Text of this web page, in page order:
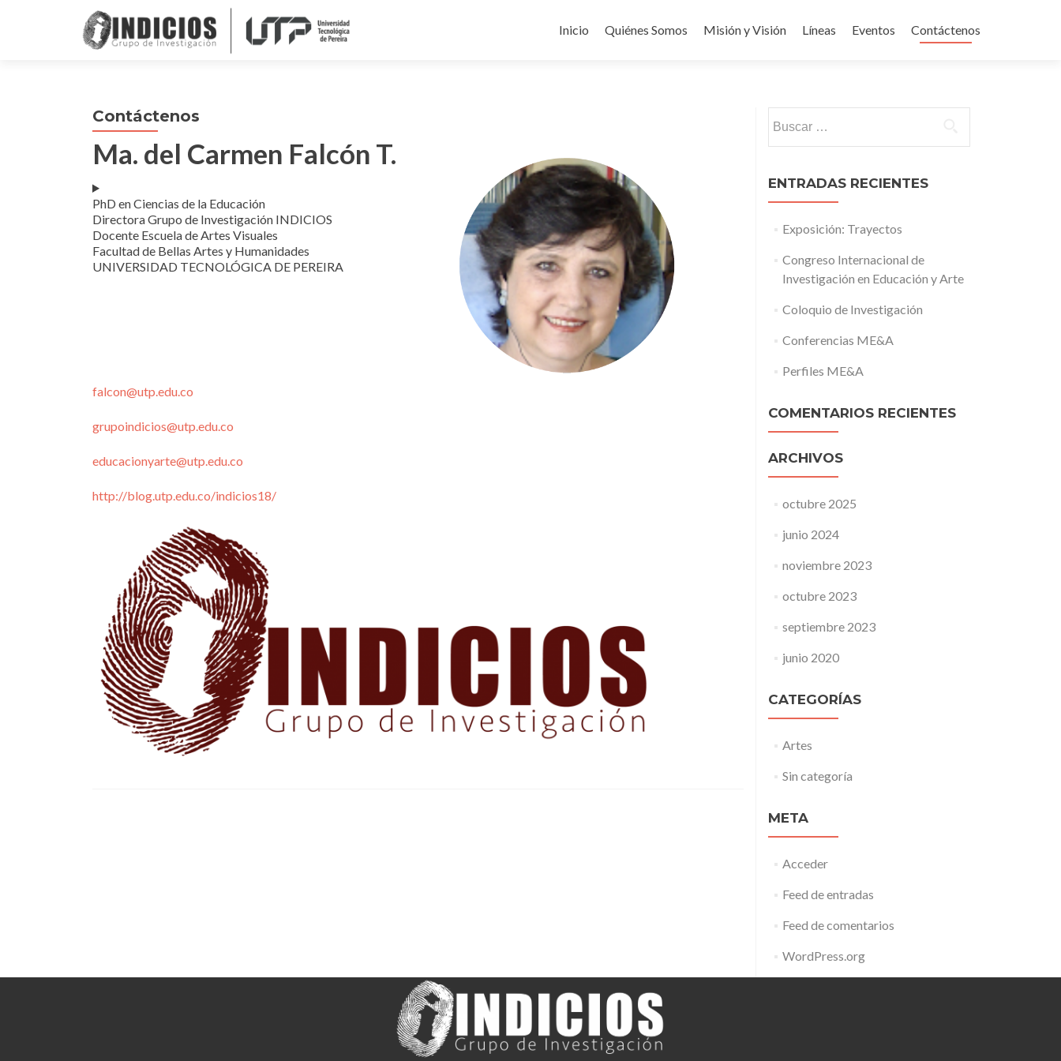
al
Inicio Quiénes Somos Misión y Visión Líneas Eventos Contáctenos
Contáctenos
Ma. del Carmen Falcón T.
PhD en Ciencias de la Educación
Directora Grupo de Investigación INDICIOS
Docente Escuela de Artes Visuales
Facultad de Bellas Artes y Humanidades
UNIVERSIDAD TECNOLÓGICA DE PEREIRA
falcon@utp.edu.co
grupoindicios@utp.edu.co
educacionyarte@utp.edu.co
http://blog.utp.edu.co/indicios18/
ENTRADAS RECIENTES
Exposición: Trayectos
Congreso Internacional de
Investigación en Educación y Arte
Coloquio de Investigación
Conferencias ME&A
Perfiles ME&A
COMENTARIOS RECIENTES
ARCHIVOS
octubre 2025
junio 2024
noviembre 2023
octubre 2023
septiembre 2023
junio 2020
CATEGORÍAS
Artes
Sin categoría
META
Acceder
Feed de entradas
Feed de comentarios
WordPress.org